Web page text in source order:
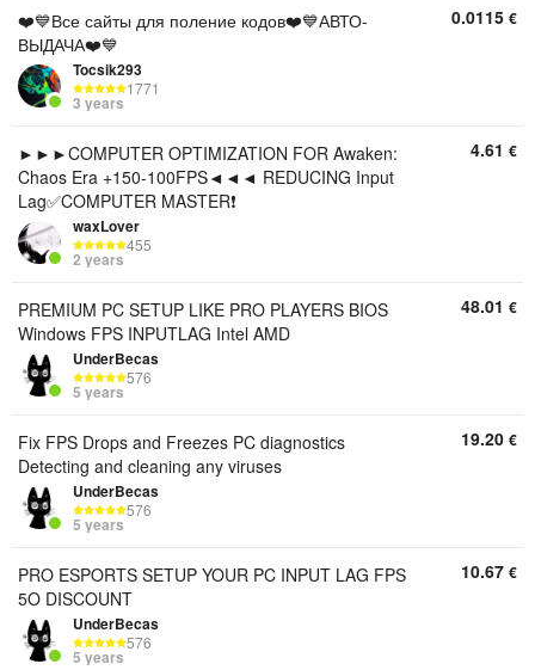
❤️💙Все сайты для поление кодов❤️💙АВТО-
ВЫДАЧА❤️💙
Tocsik293
1771
3 years
0.0115 €
►►►COMPUTER OPTIMIZATION FOR Awaken:
Chaos Era +150-100FPS◄◄◄ REDUCING Input
Lag✅COMPUTER MASTER❗
waxLover
455
2 years
4.61 €
PREMIUM PC SETUP LIKE PRO PLAYERS BIOS
Windows FPS INPUTLAG Intel AMD
UnderBecas
576
5 years
48.01 €
Fix FPS Drops and Freezes PC diagnostics
Detecting and cleaning any viruses
UnderBecas
576
5 years
19.20 €
PRO ESPORTS SETUP YOUR PC INPUT LAG FPS
5O DISCOUNT
UnderBecas
576
5 years
10.67 €